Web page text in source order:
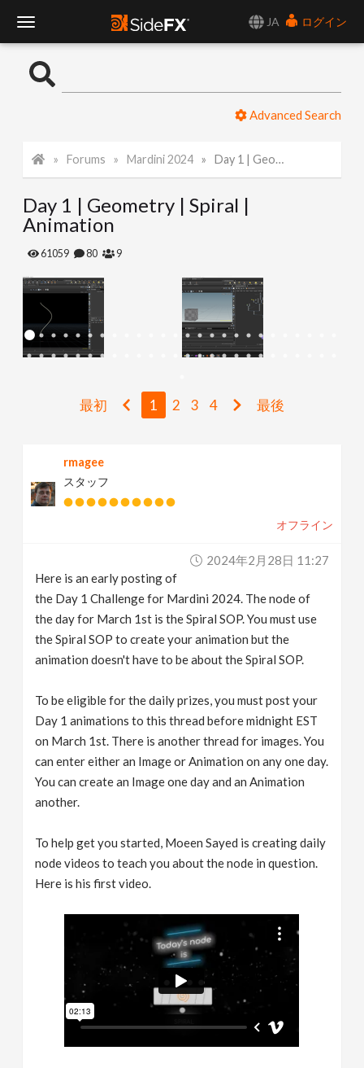
JA
ログイン
o
l
e
N
a
Advanced Search
Forums Mardini 2024 Day 1 | Geometry | Spiral | Animation
Day 1 | Geometry | Spiral |
Animation
61059 80 9
最初 1 2 3 4 最後
rmagee
スタッフ
オフライン
2024年2月28日 11:27
Here is an early posting of
the Day 1 Challenge for Mardini 2024. The node of
the day for March 1st is the Spiral SOP. You must use
the Spiral SOP to create your animation but the
animation doesn't have to be about the Spiral SOP.
To be eligible for the daily prizes, you must post your
Day 1 animations to this thread before midnight EST
on March 1st. There is another thread for images. You
can enter either an Image or Animation on any one day.
You can create an Image one day and an Animation
another.
To help get you started, Moeen Sayed is creating daily
node videos to teach you about the node in question.
Here is his first video.